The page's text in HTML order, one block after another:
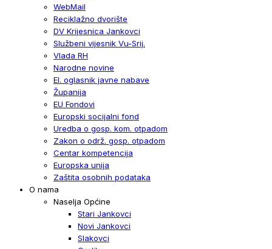
WebMail
Reciklažno dvorište
DV Krijesnica Jankovci
Službeni vijesnik Vu-Srij.
Vlada RH
Narodne novine
El. oglasnik javne nabave
Županija
EU Fondovi
Europski socijalni fond
Uredba o gosp. kom. otpadom
Zakon o održ. gosp. otpadom
Centar kompetencija
Europska unija
Zaštita osobnih podataka
O nama
Naselja Općine
Stari Jankovci
Novi Jankovci
Slakovci